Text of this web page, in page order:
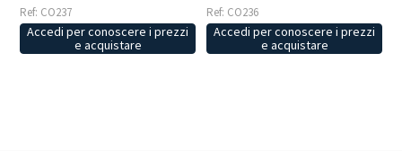
Ref: CO237
Accedi per conoscere i prezzi
e acquistare
Ref: CO236
Accedi per conoscere i prezzi
e acquistare